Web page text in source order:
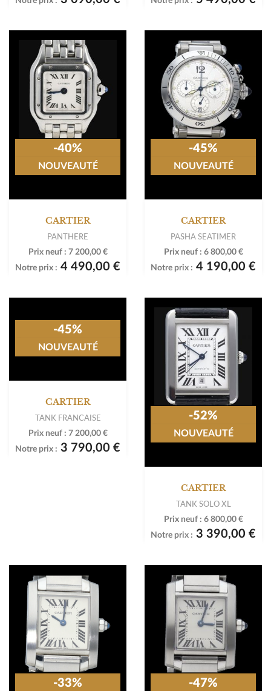
CARTIER
PANTHERE
Prix neuf : 7 200,00 €
Notre prix : 4 490,00 €
-40%
NOUVEAUTÉ
CARTIER
PASHA SEATIMER
Prix neuf : 6 800,00 €
Notre prix : 4 190,00 €
-45%
NOUVEAUTÉ
-45%
NOUVEAUTÉ
CARTIER
TANK SOLO XL
Prix neuf : 6 800,00 €
Notre prix : 3 390,00 €
-52%
NOUVEAUTÉ
-33% -47%